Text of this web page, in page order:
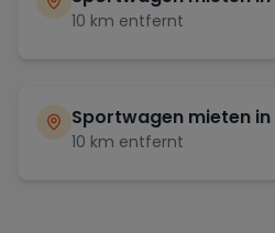
10 km entfernt
Sportwagen mieten in
10 km entfernt